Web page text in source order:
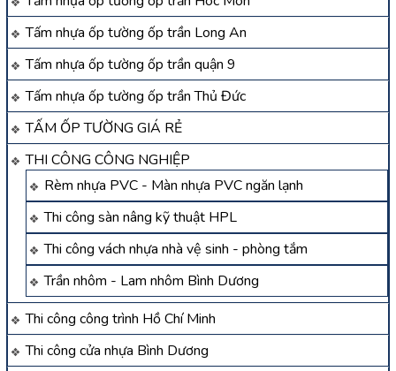
Tấm nhựa ốp tường ốp trần Long An
Tấm nhựa ốp tường ốp trần quận 9
Tấm nhựa ốp tường ốp trần Thủ Đức
TẤM ỐP TƯỜNG GIÁ RẺ
THI CÔNG CÔNG NGHIỆP
Rèm nhựa PVC - Màn nhựa PVC ngăn lạnh
Thi công sàn nâng kỹ thuật HPL
Thi công vách nhựa nhà vệ sinh - phòng tắm
Trần nhôm - Lam nhôm Bình Dương
Thi công công trình Hồ Chí Minh
Thi công cửa nhựa Bình Dương